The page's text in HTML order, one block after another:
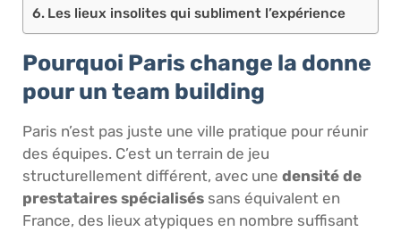
Les lieux insolites qui subliment l’expérience
Pourquoi Paris change la donne
pour un team building
Paris n’est pas juste une ville pratique pour réunir
des équipes. C’est un terrain de jeu
structurellement différent, avec une densité de
prestataires spécialisés sans équivalent en
France, des lieux atypiques en nombre suffisant